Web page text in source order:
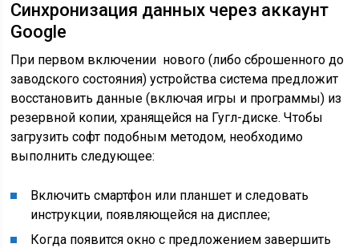
Синхронизация данных через аккаунт
Google
При первом включении нового (либо сброшенного до
заводского состояния) устройства система предложит
восстановить данные (включая игры и программы) из
резервной копии, хранящейся на Гугл-диске. Чтобы
загрузить софт подобным методом, необходимо
выполнить следующее:
Включить смартфон или планшет и следовать
инструкции, появляющейся на дисплее;
Когда появится окно с предложением завершить